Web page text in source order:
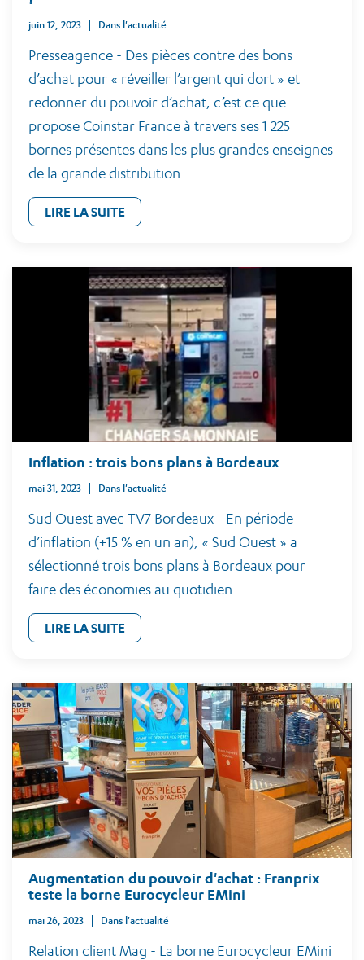
juin 12, 2023 Dans l'actualité
Presseagence - Des pièces contre des bons
d’achat pour « réveiller l’argent qui dort » et
redonner du pouvoir d’achat, c’est ce que
propose Coinstar France à travers ses 1 225
bornes présentes dans les plus grandes enseignes
de la grande distribution.
LIRE LA SUITE
Inflation : trois bons plans à Bordeaux
mai 31, 2023 Dans l'actualité
Sud Ouest avec TV7 Bordeaux - En période
d’inflation (+15 % en un an), « Sud Ouest » a
sélectionné trois bons plans à Bordeaux pour
faire des économies au quotidien
LIRE LA SUITE
Augmentation du pouvoir d'achat : Franprix
teste la borne Eurocycleur EMini
mai 26, 2023 Dans l'actualité
Relation client Mag - La borne Eurocycleur EMini